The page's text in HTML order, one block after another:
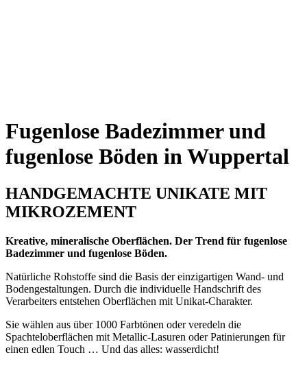
Fugenlose Badezimmer und
fugenlose Böden in Wuppertal
HANDGEMACHTE UNIKATE MIT
MIKROZEMENT
Kreative, mineralische Oberflächen. Der Trend für fugenlose
Badezimmer und fugenlose Böden.
Natürliche Rohstoffe sind die Basis der einzigartigen Wand- und
Bodengestaltungen. Durch die individuelle Handschrift des
Verarbeiters entstehen Oberflächen mit Unikat-Charakter.
Sie wählen aus über 1000 Farbtönen oder veredeln die
Spachteloberflächen mit Metallic-Lasuren oder Patinierungen für
einen edlen Touch … Und das alles: wasserdicht!